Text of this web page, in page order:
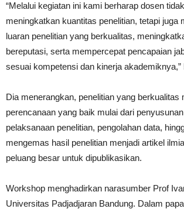
“Melalui kegiatan ini kami berharap dosen
meningkatkan kuantitas penelitian, tetapi juga
luaran penelitian yang berkualitas,
bereputasi, serta mempercepat pencapaian
sesuai kompetensi dan kinerja akademiknya,”
Dia menerangkan, penelitian yang berkualitas
perencanaan yang baik mulai dari
pelaksanaan penelitian, pengolahan data,
mengemas hasil penelitian menjadi artikel
peluang besar untuk dipublikasikan.
Workshop menghadirkan narasumber Prof
Universitas Padjadjaran Bandung. Dalam